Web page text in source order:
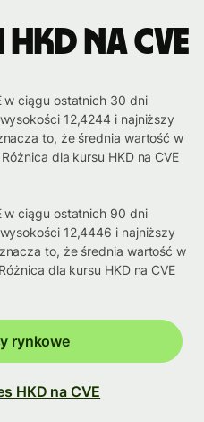
na CVE
w ciągu ostatnich 30 dni
12,4244 i najniższy
to, że średnia wartość w
dla kursu HKD na CVE
w ciągu ostatnich 90 dni
12,4446 i najniższy
to, że średnia wartość w
dla kursu HKD na CVE
rynkowe
HKD na CVE